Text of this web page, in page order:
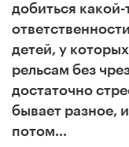
добиться
детей, у
рельсам без
достаточно
бывает разное,
потом…